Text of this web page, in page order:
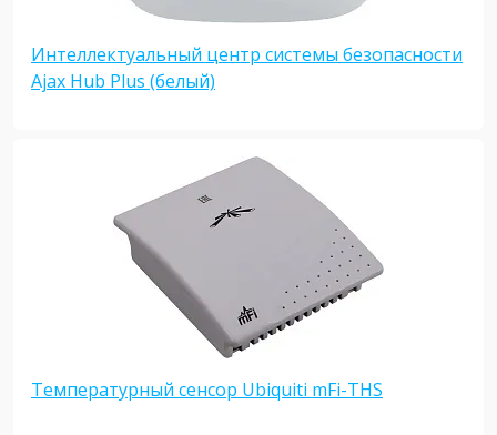
Интеллектуальный центр системы безопасности
Ajax Hub Plus (белый)
Температурный сенсор Ubiquiti mFi-THS